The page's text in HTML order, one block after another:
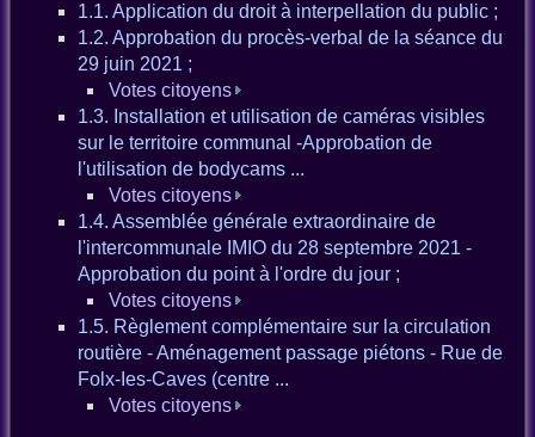
1.1. Application du droit à interpellation du public ;
1.2. Approbation du procès-verbal de la séance du
29 juin 2021 ;
Votes citoyens
1.3. Installation et utilisation de caméras visibles
sur le territoire communal -Approbation de
l'utilisation de bodycams ...
Votes citoyens
1.4. Assemblée générale extraordinaire de
l'intercommunale IMIO du 28 septembre 2021 -
Approbation du point à l'ordre du jour ;
Votes citoyens
1.5. Règlement complémentaire sur la circulation
routière - Aménagement passage piétons - Rue de
Folx-Ies-Caves (centre ...
Votes citoyens